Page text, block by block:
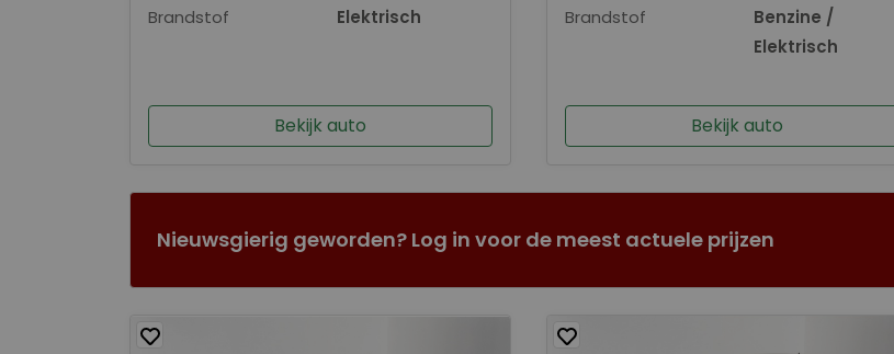
Brandstof
Elektrisch
Bekijk auto
Brandstof
Benzine /
Elektrisch
Bekijk auto
Nieuwsgierig geworden? Log in voor de meest actuele prijzen